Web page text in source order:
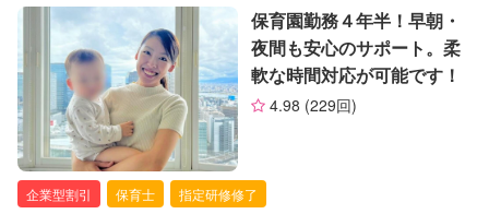
レッスン なし
定期予約 お引き受けしていません
お子様の撮影
（定期特典）
対応不可
特徴 料金 レビュー
サポートの特徴
資格
企業型割引対象(旧内閣府補助対象)
自治体届出済ベビーシッター
保育士
保育園勤務４年半！早朝・
夜間も安心のサポート。柔
軟な時間対応が可能です！
4.98 (229回)
企業型割引 保育士
指定研修修了